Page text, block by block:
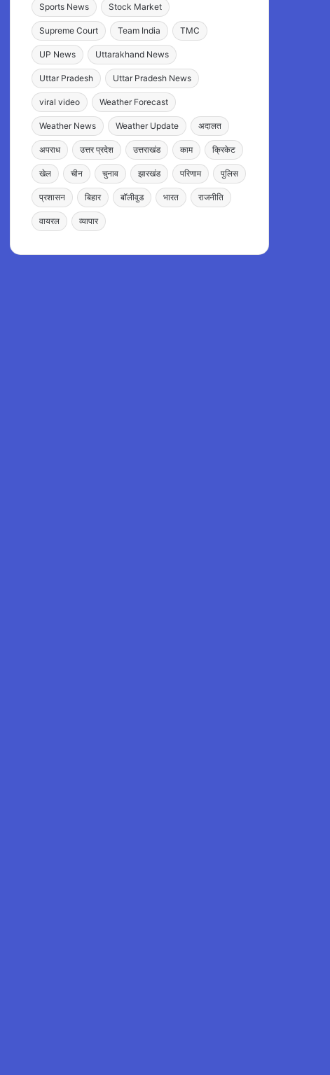
Sports News Stock Market
Supreme Court Team India TMC
UP News Uttarakhand News
Uttar Pradesh Uttar Pradesh News
viral video Weather Forecast
Weather News Weather Update अदालत
अपराध उत्तर प्रदेश उत्तराखंड काम क्रिकेट
खेल चीन चुनाव झारखंड परिणाम पुलिस
प्रशासन बिहार बॉलीवुड भारत राजनीति
वायरल व्यापार